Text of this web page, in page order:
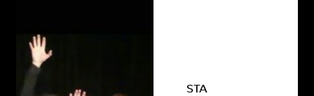
STA